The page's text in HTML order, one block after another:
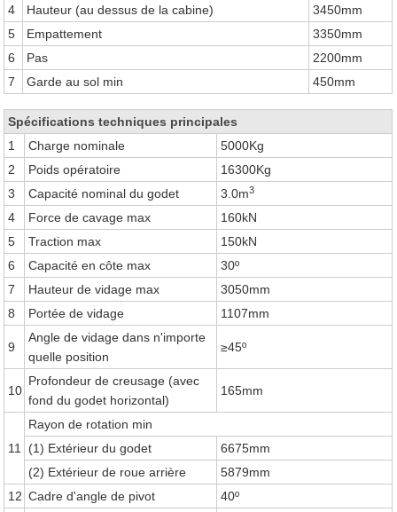
4
Hauteur (au dessus de la cabine)
3450mm
5
Empattement
3350mm
6
Pas
2200mm
7
Garde au sol min 450mm
Spécifications techniques principales
1
Charge nominale
5000Kg
2
Poids opératoire
16300Kg
3
Capacité nominal du godet 3.0m3
4 Force de cavage max
160kN
5
Traction max
150kN
6
Capacité en côte max
30º
7
Hauteur de vidage max
3050mm
8
Portée de vidage 1107mm
9
Angle de vidage dans n'importe
quelle position
≥45º
10
Profondeur de creusage (avec
fond du godet horizontal)
165mm
11
Rayon de rotation min
(1) Extérieur du godet
6675mm
(2) Extérieur de roue arrière
5879mm
12 Cadre d'angle de pivot 40º